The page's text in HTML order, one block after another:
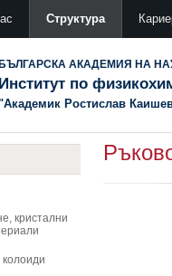
Структура
БЪЛГАРСКА АКАДЕМИЯ НА
Институт по
Ростислав
кристални